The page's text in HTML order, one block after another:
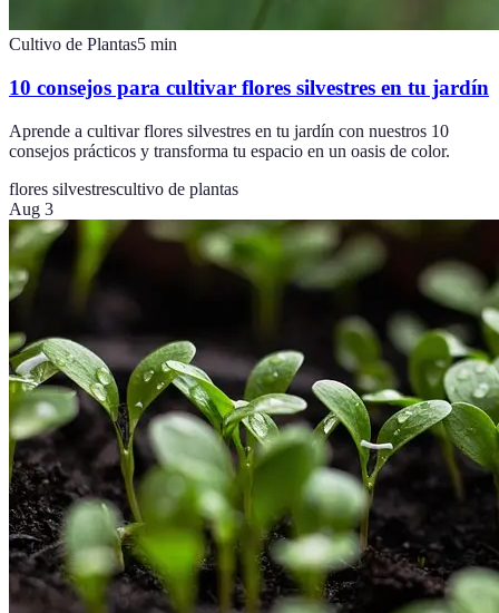
Cultivo de Plantas5 min
10 consejos para cultivar flores silvestres en tu jardín
Aprende a cultivar flores silvestres en tu jardín con nuestros 10
consejos prácticos y transforma tu espacio en un oasis de color.
flores silvestrescultivo de plantas
Aug 3